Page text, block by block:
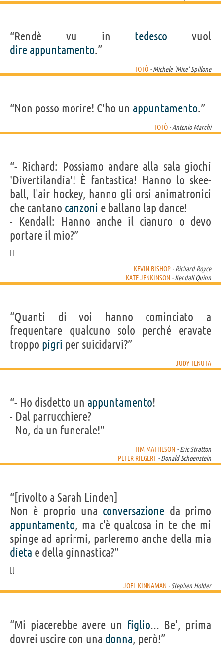
“Rendè vu in tedesco vuol
dire appuntamento.”
TOTÒ - Michele 'Mike' Spillone
“Non posso morire! C'ho un appuntamento.”
TOTÒ - Antonio Marchi
“- Richard: Possiamo andare alla sala giochi
'Divertilandia'! È fantastica! Hanno lo skee-
ball, l'air hockey, hanno gli orsi animatronici
che cantano canzoni e ballano lap dance!
- Kendall: Hanno anche il cianuro o devo
portare il mio?”
KEVIN BISHOP - Richard Royce
KATE JENKINSON - Kendall Quinn
“Quanti di voi hanno cominciato a
frequentare qualcuno solo perché eravate
troppo pigri per suicidarvi?”
JUDY TENUTA
“- Ho disdetto un appuntamento!
- Dal parrucchiere?
- No, da un funerale!”
TIM MATHESON - Eric Stratton
PETER RIEGERT - Donald Schoenstein
“[rivolto a Sarah Linden]
Non è proprio una conversazione da primo
appuntamento, ma c'è qualcosa in te che mi
spinge ad aprirmi, parleremo anche della mia
dieta e della ginnastica?”
JOEL KINNAMAN - Stephen Holder
“Mi piacerebbe avere un figlio... Be', prima
dovrei uscire con una donna, però!”